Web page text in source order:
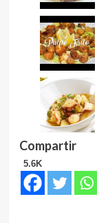
Compartir
5.6K